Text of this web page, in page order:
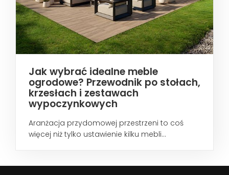
Jak wybrać idealne meble
ogrodowe? Przewodnik po stołach,
krzesłach i zestawach
wypoczynkowych
Aranżacja przydomowej przestrzeni to coś
więcej niż tylko ustawienie kilku mebli...